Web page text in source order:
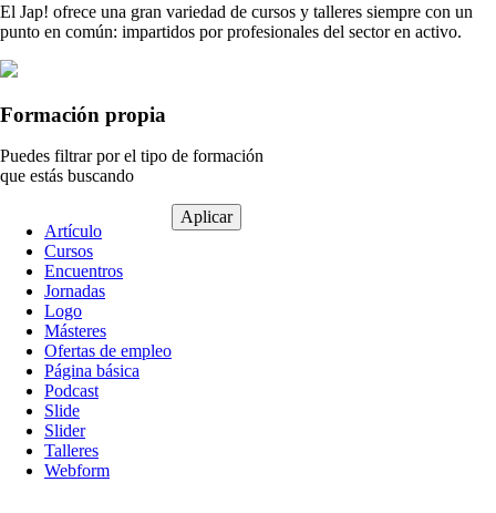
El Jap! ofrece una gran variedad de cursos y talleres siempre con un
punto en común: impartidos por profesionales del sector en activo.
Formación propia
Puedes filtrar por el tipo de formación
que estás buscando
contenido
Artículo
Cursos
Encuentros
Jornadas
Logo
Másteres
Ofertas de empleo
Página básica
Podcast
Slide
Slider
Talleres
Webform